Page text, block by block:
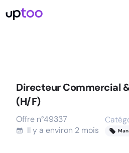
Directeur Commercial
(H/F)
Offre n°49337
Il y a environ 2 mois